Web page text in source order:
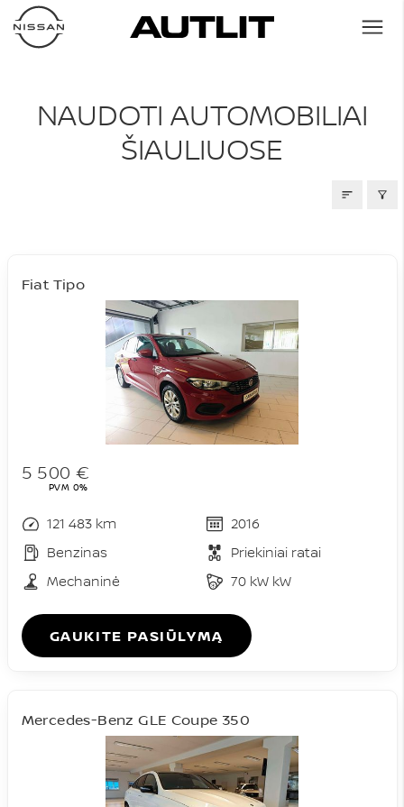
NAUDOTI AUTOMOBILIAI
NAUDOTI AUTOMOBILIAI
ŠIAULIUOSE
Fiat Tipo
5 500 €
PVM 0%
121 483 km
2016
Benzinas
Priekiniai ratai
Mechaninė
70 kW kW
GAUKITE PASIŪLYMĄ
Mercedes-Benz GLE Coupe 350